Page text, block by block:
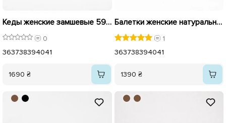
Кеды женские замшевые 595897 Коричневые
0
363738394041
1690 ₴
Балетки женские натуральная замш 595919 Черные
1
363738394041
1390 ₴